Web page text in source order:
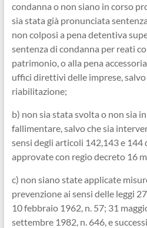
condanna o non siano in corso
sia stata già pronunciata
non colposi a pena detentiva
sentenza di condanna per reati
patrimonio, o alla pena
uffici direttivi delle imprese,
riabilitazione;
b) non sia stata svolta o non sia
fallimentare, salvo che sia
sensi degli articoli 142,143 e 144
approvate con regio decreto 16
c) non siano state applicate
prevenzione ai sensi delle leggi
10 febbraio 1962, n. 57; 31
settembre 1982, n. 646, e